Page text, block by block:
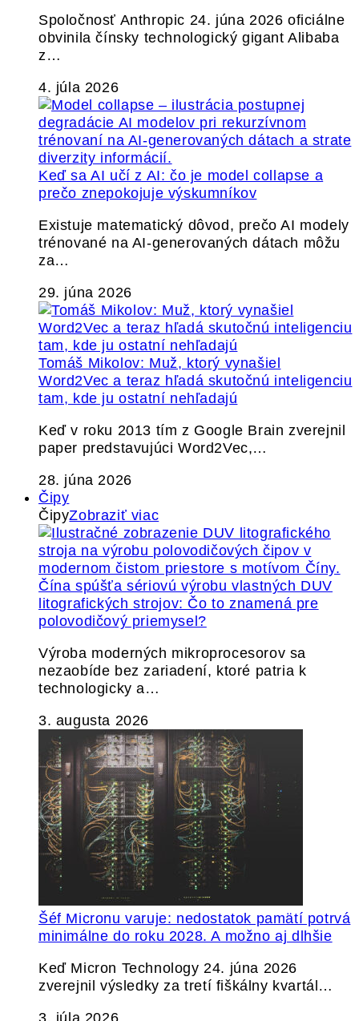
Spoločnosť Anthropic 24. júna 2026 oficiálne
obvinila čínsky technologický gigant Alibaba
z…
4. júla 2026
Keď sa AI učí z AI: čo je model collapse a
prečo znepokojuje výskumníkov
Existuje matematický dôvod, prečo AI modely
trénované na AI-generovaných dátach môžu
za…
29. júna 2026
Tomáš Mikolov: Muž, ktorý vynašiel
Word2Vec a teraz hľadá skutočnú inteligenciu
tam, kde ju ostatní nehľadajú
Keď v roku 2013 tím z Google Brain zverejnil
paper predstavujúci Word2Vec,…
28. júna 2026
Čipy
ČipyZobraziť viac
Čína spúšťa sériovú výrobu vlastných DUV
litografických strojov: Čo to znamená pre
polovodičový priemysel?
Výroba moderných mikroprocesorov sa
nezaobíde bez zariadení, ktoré patria k
technologicky a…
3. augusta 2026
Šéf Micronu varuje: nedostatok pamätí potrvá
minimálne do roku 2028. A možno aj dlhšie
Keď Micron Technology 24. júna 2026
zverejnil výsledky za tretí fiškálny kvartál…
3. júla 2026